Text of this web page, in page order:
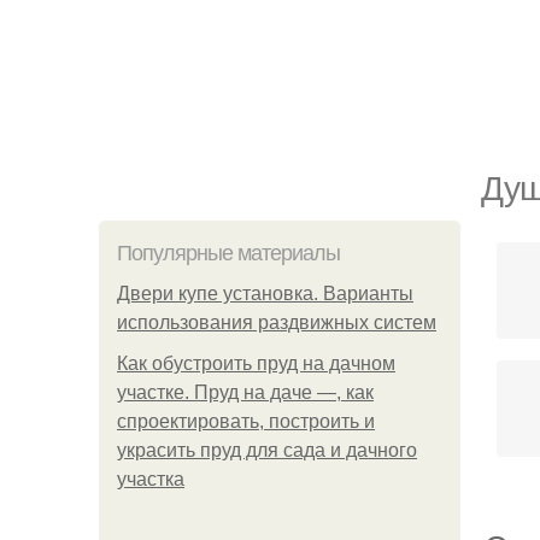
Популярные материалы
Двери купе установка. Варианты
использования раздвижных систем
Как обустроить пруд на дачном
участке. Пруд на даче —, как
спроектировать, построить и
украсить пруд для сада и дачного
участка